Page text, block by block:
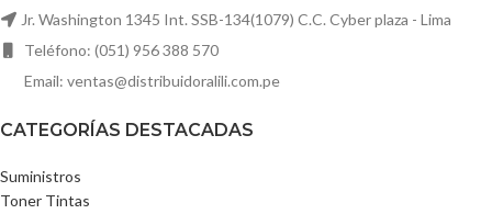
Jr. Washington 1345 Int. SSB-134(1079) C.C. Cyber plaza - Lima
Teléfono: (051) 956 388 570
Email: ventas@distribuidoralili.com.pe
CATEGORÍAS DESTACADAS
Suministros
Toner Tintas